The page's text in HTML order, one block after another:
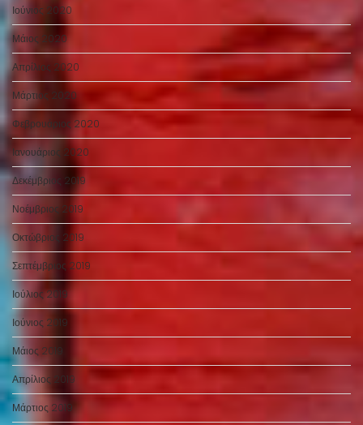
Ιούνιος 2020
Μάιος 2020
Απρίλιος 2020
Μάρτιος 2020
Φεβρουάριος 2020
Ιανουάριος 2020
Δεκέμβριος 2019
Νοέμβριος 2019
Οκτώβριος 2019
Σεπτέμβριος 2019
Ιούλιος 2019
Ιούνιος 2019
Μάιος 2019
Απρίλιος 2019
Μάρτιος 2019